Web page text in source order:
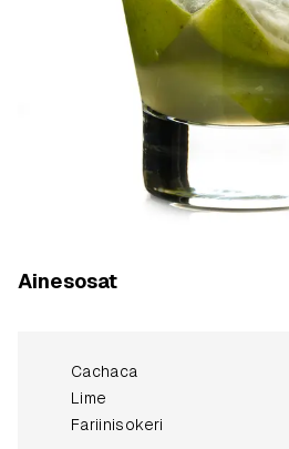
Ainesosat
Cachaca
Lime
Fariinisokeri